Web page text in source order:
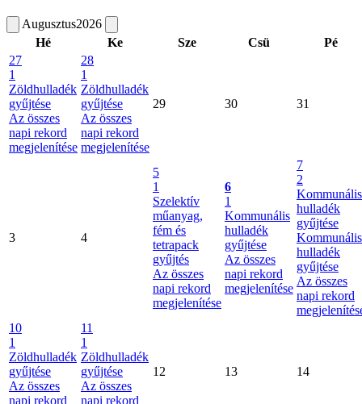
Augusztus2026
Hé
Ke Sze Csü
Pé
27
1
Zöldhulladék
gyűjtése
Az összes
napi rekord
megjelenítése
28
1
Zöldhulladék
gyűjtése
Az összes
napi rekord
megjelenítése
29 30 31
3 4
5
1
Szelektív
műanyag,
fém és
tetrapack
gyűjtés
Az összes
napi rekord
megjelenítése
6
1
Kommunális
hulladék
gyűjtése
Az összes
napi rekord
megjelenítése
7
2
Kommunális
hulladék
gyűjtése
Kommunális
hulladék
gyűjtése
Az összes
napi rekord
10
1
Zöldhulladék
gyűjtése
Az összes
napi rekord
11
1
Zöldhulladék
gyűjtése
Az összes
napi rekord
12 13 14